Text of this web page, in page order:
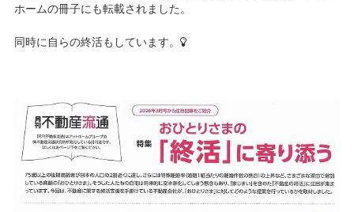
ホームの冊子にも転載されました。
同時に自らの終活もしています。